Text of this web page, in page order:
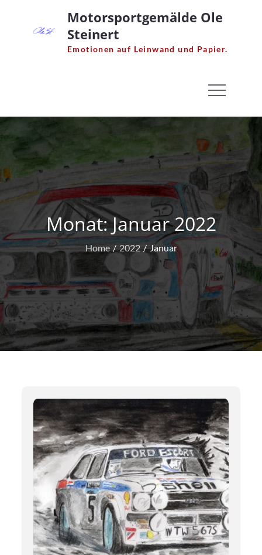
Motorsportgemälde Ole
Steinert
Emotionen auf Leinwand und Papier.
Monat:Januar 2022
Home 2022 Januar